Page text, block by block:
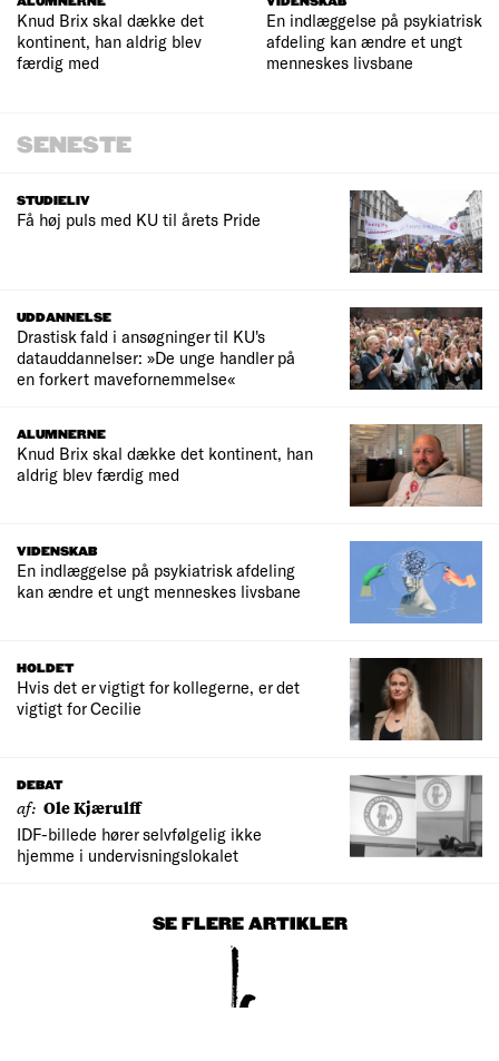
Knud Brix skal dække det
kontinent, han aldrig blev
færdig med
En indlæggelse på psykiatrisk
afdeling kan ændre et ungt
menneskes livsbane
SENESTE
STUDIELIV
Få høj puls med KU til årets Pride
UDDANNELSE
Drastisk fald i ansøgninger til KU's
datauddannelser: »De unge handler på
en forkert mavefornemmelse«
ALUMNERNE
Knud Brix skal dække det kontinent, han
aldrig blev færdig med
VIDENSKAB
En indlæggelse på psykiatrisk afdeling
kan ændre et ungt menneskes livsbane
HOLDET
Hvis det er vigtigt for kollegerne, er det
vigtigt for Cecilie
DEBAT
af: Ole Kjærulff
IDF-billede hører selvfølgelig ikke
hjemme i undervisningslokalet
SE FLERE ARTIKLER